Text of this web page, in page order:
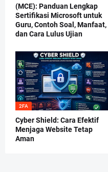
(MCE): Panduan Lengkap
Sertifikasi Microsoft untuk
Guru, Contoh Soal, Manfaat,
dan Cara Lulus Ujian
2FA
Cyber Shield: Cara Efektif
Menjaga Website Tetap
Aman